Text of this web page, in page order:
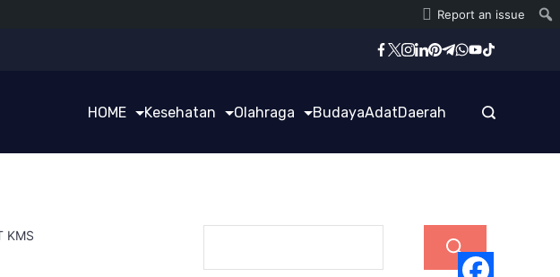
Report an issue
HOME Kesehatan Olahraga BudayaAdatDaerah
KMS